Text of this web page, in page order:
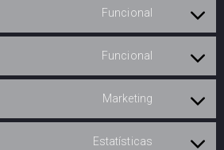
Funcional
Funcional
Marketing
Estatísticas